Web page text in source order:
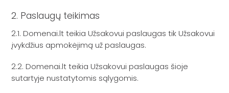
2. Paslaugų teikimas
2.1. Domenai.lt teikia Užsakovui paslaugas tik Užsakovui
įvykdžius apmokėjimą už paslaugas.
2.2. Domenai.lt teikia Užsakovui paslaugas šioje
sutartyje nustatytomis sąlygomis.